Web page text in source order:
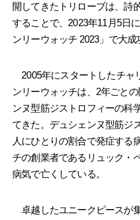
開してきたトリローブは、詩
することで、2023年11月5日
ンリーウォッチ 2023」で大成
2005年にスタートしたチャ
ンリーウォッチは、2年ごと
ンヌ型筋ジストロフィーの科
てきた。デュシェンヌ型筋ジ
人にひとりの割合で発症する
チの創業者であるリュック・
病気で亡くしている。
卓越したユニークピースが